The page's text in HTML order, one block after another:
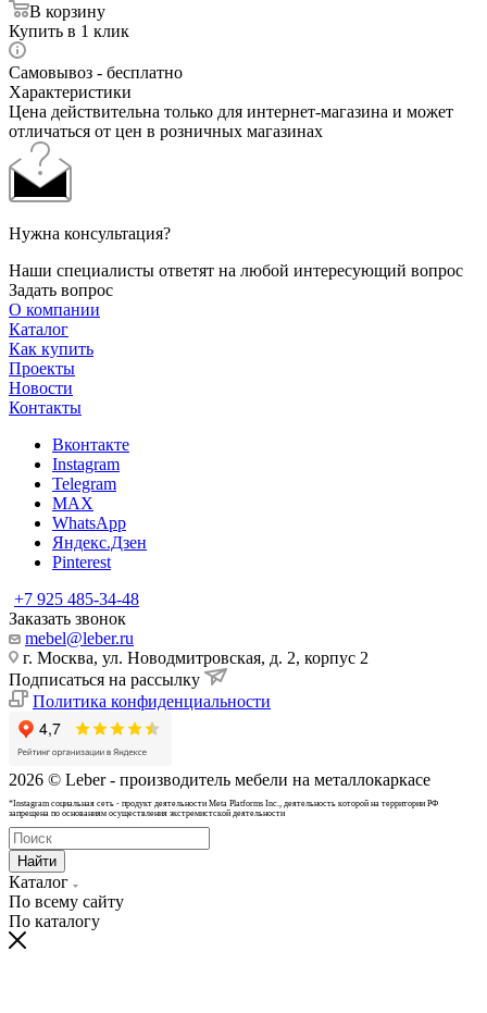
В корзину
Купить в 1 клик
Самовывоз - бесплатно
Характеристики
Цена действительна только для интернет-магазина и может
отличаться от цен в розничных магазинах
Нужна консультация?
Наши специалисты ответят на любой интересующий вопрос
Задать вопрос
О компании
Каталог
Как купить
Проекты
Новости
Контакты
Вконтакте
Instagram
Telegram
MAX
WhatsApp
Яндекс.Дзен
Pinterest
+7 925 485-34-48
Заказать звонок
mebel@leber.ru
г. Москва, ул. Новодмитровская, д. 2, корпус 2
Подписаться на рассылку
Политика конфиденциальности
2026 © Leber - производитель мебели на металлокаркасе
*Instagram cоциальная сеть - продукт деятельности Meta Platforms Inc., деятельность которой на территории РФ
запрещена по основаниям осуществления экстремистской деятельности
Найти
Каталог
По всему сайту
По каталогу